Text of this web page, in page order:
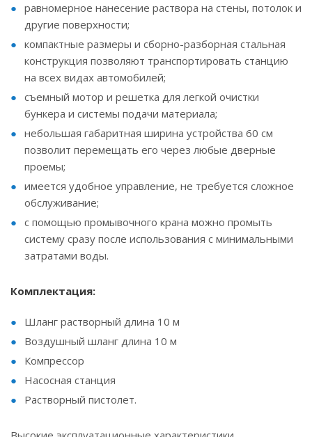
равномерное нанесение раствора на стены, потолок и
другие поверхности;
компактные размеры и сборно-разборная стальная
конструкция позволяют транспортировать станцию
на всех видах автомобилей;
съемный мотор и решетка для легкой очистки
бункера и системы подачи материала;
небольшая габаритная ширина устройства 60 см
позволит перемещать его через любые дверные
проемы;
имеется удобное управление, не требуется сложное
обслуживание;
с помощью промывочного крана можно промыть
систему сразу после использования с минимальными
затратами воды.
Комплектация:
Шланг растворный длина 10 м
Воздушный шланг длина 10 м
Компрессор
Насосная станция
Растворный пистолет.